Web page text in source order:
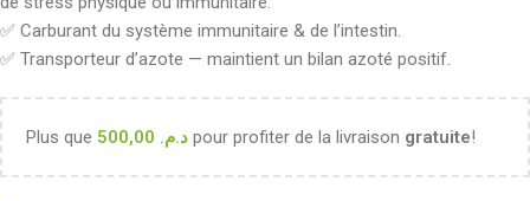
✅ Carburant du système immunitaire & de l’intestin.
✅ Transporteur d’azote — maintient un bilan azoté positif.
Plus que د.م. pour profiter de la livraison gratuite!